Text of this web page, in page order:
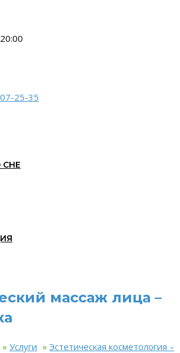
25-35
СНЕ
массаж лица –
» Услуги » Эстетическая косметология –